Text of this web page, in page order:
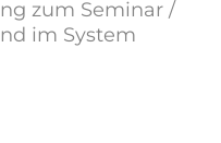
zum Seminar /
im System